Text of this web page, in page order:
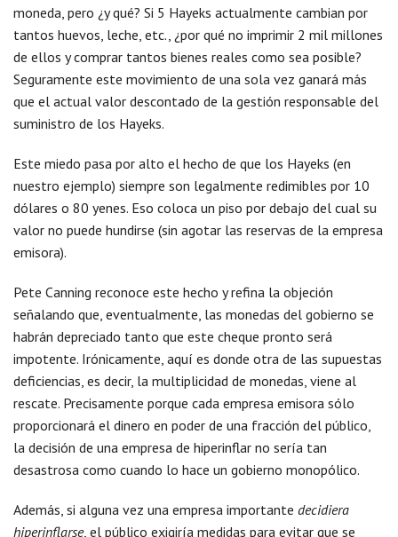
moneda, pero ¿y qué? Si 5 Hayeks actualmente cambian por
tantos huevos, leche, etc., ¿por qué no imprimir 2 mil millones
de ellos y comprar tantos bienes reales como sea posible?
Seguramente este movimiento de una sola vez ganará más
que el actual valor descontado de la gestión responsable del
suministro de los Hayeks.
Este miedo pasa por alto el hecho de que los Hayeks (en
nuestro ejemplo) siempre son legalmente redimibles por 10
dólares o 80 yenes. Eso coloca un piso por debajo del cual su
valor no puede hundirse (sin agotar las reservas de la empresa
emisora).
Pete Canning reconoce este hecho y refina la objeción
señalando que, eventualmente, las monedas del gobierno se
habrán depreciado tanto que este cheque pronto será
impotente. Irónicamente, aquí es donde otra de las supuestas
deficiencias, es decir, la multiplicidad de monedas, viene al
rescate. Precisamente porque cada empresa emisora sólo
proporcionará el dinero en poder de una fracción del público,
la decisión de una empresa de hiperinflar no sería tan
desastrosa como cuando lo hace un gobierno monopólico.
Además, si alguna vez una empresa importante decidiera
hiperinflarse, el público exigiría medidas para evitar que se